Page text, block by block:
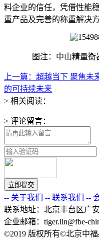
料企业的信任，凭借性能
重产品及完善的称重解决
图注：中山精量
上一篇：超越当下 聚焦未
的可持续未来
> 相关阅读：
> 评论留言：
-- 关于我们 -- 联系我们 --
联系地址：北京丰台区广
企业邮箱：tiger.lin@fbe-
©2019 版权所有©北京中